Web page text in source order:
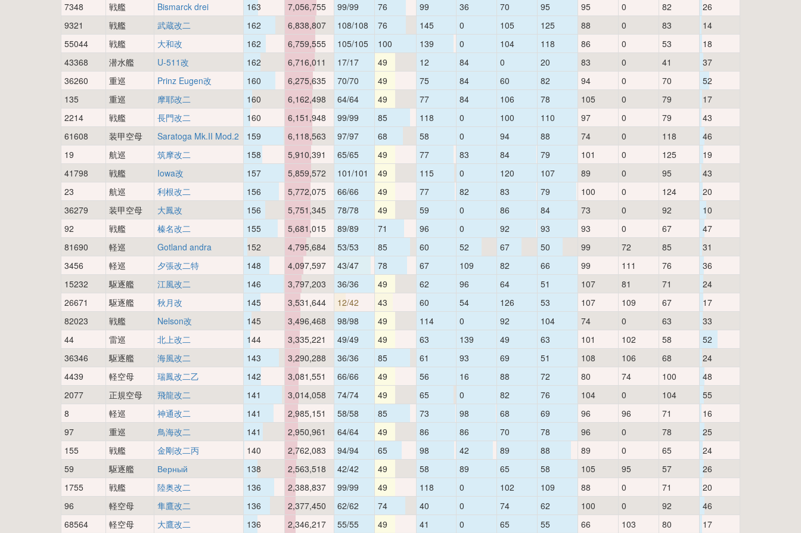
7348
戦艦 Bismarck drei 163 7,056,755 99/99 76 99 36 70 95 95 0 82
26
9321
戦艦 武蔵改二 162 6,838,807 108/108 76 145 0 105 125 88 0 83
14
55044
戦艦 大和改 162 6,759,555 105/105 100 139 0 104 118 86 0 53
18
43368
潜水艦 U-511改 162 6,716,011 17/17 49 12 84 0 20 83 0 41
37
36260
重巡 Prinz Eugen改 160 6,275,635 70/70 49 75 84 60 82 94 0 70
52
135
重巡 摩耶改二 160 6,162,498 64/64 49 77 84 106 78 105 0 79
17
2214
戦艦 長門改二 160 6,151,948 99/99 85 118 0 100 110 97 0 79
43
61608
装甲空母 Saratoga Mk.II Mod.2 159 6,118,563 97/97 68 58 0 94 88 74 0 118
46
19
航巡 筑摩改二 158 5,910,391 65/65 49 77 83 84 79 101 0 125
19
41798
戦艦 Iowa改 157 5,859,572 101/101 49 115 0 120 107 89 0 95
43
23
航巡 利根改二 156 5,772,075 66/66 49 77 82 83 79 100 0 124
20
36279
装甲空母 大鳳改 156 5,751,345 78/78 49 59 0 86 84 73 0 92
10
92
戦艦 榛名改二 155 5,681,015 89/89 71 96 0 92 93 93 0 67
47
81690
軽巡 Gotland andra 152 4,795,684 53/53 85 60 52 67 50 99 72 85
31
3456
軽巡 夕張改二特 148 4,097,597 43/47 78 67 109 82 66 99 111 76
36
15232
駆逐艦 江風改二 146 3,797,203 36/36 49 62 96 64 51 107 81 71
24
26671
駆逐艦 秋月改 145 3,531,644 12/42 43 60 54 126 53 107 109 67
17
82023
戦艦 Nelson改 145 3,496,468 98/98 49 114 0 92 104 74 0 63
33
44
雷巡 北上改二 144 3,335,221 49/49 49 63 139 49 63 101 102 58
52
36346
駆逐艦 海風改二 143 3,290,288 36/36 85 61 93 69 51 108 106 68
24
4439
軽空母 瑞鳳改二乙 142 3,081,551 66/66 49 56 16 88 72 80 74 100
48
2077
正規空母 飛龍改二 141 3,014,058 74/74 49 65 0 82 76 104 0 104
55
8
軽巡 神通改二 141 2,985,151 58/58 85 73 98 68 69 96 96 71
16
97
重巡 鳥海改二 141 2,950,961 64/64 49 86 86 70 78 96 0 78
25
155
戦艦 金剛改二丙 140 2,762,083 94/94 65 98 42 89 88 89 0 65
24
59
駆逐艦 Верный 138 2,563,518 42/42 49 58 89 65 58 105 95 57
26
1755
戦艦 陸奥改二 136 2,388,837 99/99 49 118 0 102 109 88 0 71
20
96
軽空母 隼鷹改二 136 2,377,450 62/62 74 40 0 74 62 100 0 92
46
68564
軽空母 大鷹改二 136 2,346,217 55/55 49 41 0 65 55 66 103 80
17